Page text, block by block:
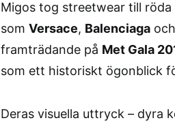
Migos tog streetwear till
som Versace, Balenciaga och
framträdande på Met Gala
som ett historiskt ögonblick
Deras visuella uttryck – dyra